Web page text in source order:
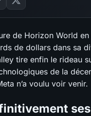
de Horizon World
de dollars dans sa
tire enfin le rideau
de la
n’a voulu voir venir.